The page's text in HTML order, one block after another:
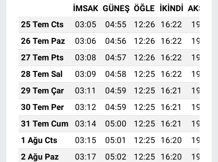
İMSAK GÜNEŞ ÖĞLE İKINDI AKŞAM
25 Tem Cts
03:05 04:55 12:26 16:22
19:46
26 Tem Paz
03:06 04:56 12:26 16:22
19:45
27 Tem Pts
03:08 04:57 12:26 16:22
19:44
28 Tem Sal
03:09 04:58 12:25 16:22
19:43
29 Tem Çar
03:11 04:59 12:25 16:21
19:42
30 Tem Per
03:12 04:59 12:25 16:21
19:41
31 Tem Cum
03:14 05:00 12:25 16:21
19:40
1 Ağu Cts
03:15 05:01 12:25 16:20
19:39
2 Ağu Paz
03:17 05:02 12:25 16:20
19:38